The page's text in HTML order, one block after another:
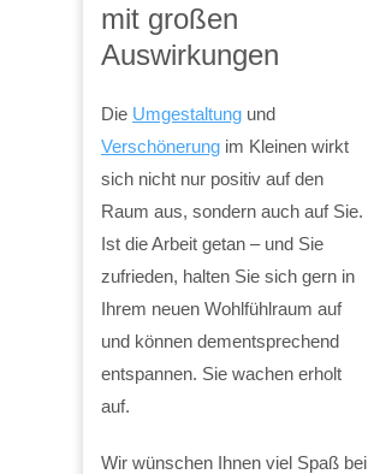
mit großen
Auswirkungen
Die Umgestaltung und
Verschönerung im Kleinen wirkt
sich nicht nur positiv auf den
Raum aus, sondern auch auf Sie.
Ist die Arbeit getan – und Sie
zufrieden, halten Sie sich gern in
Ihrem neuen Wohlfühlraum auf
und können dementsprechend
entspannen. Sie wachen erholt
auf.
Wir wünschen Ihnen viel Spaß bei